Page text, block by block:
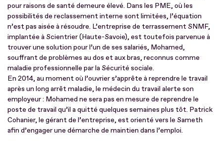
pour raisons de santé demeure élevé. Dans les PME, où les
possibilités de reclassement interne sont limitées, l’équation
n’est pas aisée à résoudre. L’entreprise de terrassement SNMF,
implantée à Scientrier (Haute-Savoie), est toutefois parvenue à
trouver une solution pour l’un de ses salariés, Mohamed,
souffrant de problèmes au dos et aux bras, reconnus comme
maladie professionnelle par la Sécurité sociale.
En 2014, au moment où l’ouvrier s’apprête à reprendre le travail
après un long arrêt maladie, le médecin du travail alerte son
employeur : Mohamed ne sera pas en mesure de reprendre le
poste de travail qu’il a quitté quelques semaines plus tôt. Patrick
Cohanier, le gérant de l’entreprise, est orienté vers le Sameth
afin d’engager une démarche de maintien dans l’emploi.